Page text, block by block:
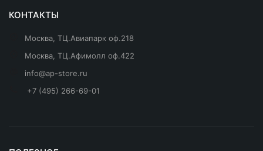
КОНТАКТЫ
Москва, ТЦ.Авиапарк оф.218
Москва, ТЦ.Афимолл оф.422
info@ap-store.ru
+7 (495) 266-69-01